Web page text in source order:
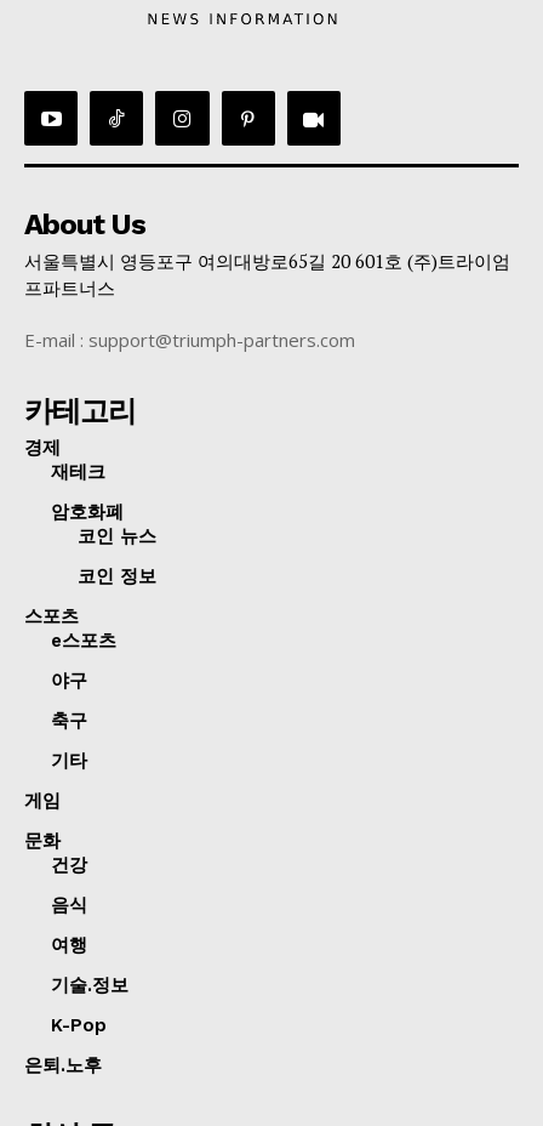
About Us
서울특별시 영등포구 여의대방로65길 20 601호 (주)트라이엄
프파트너스
E-mail : support@triumph-partners.com
카테고리
경제
재테크
암호화폐
코인 뉴스
코인 정보
스포츠
e스포츠
야구
축구
기타
게임
문화
건강
음식
여행
기술.정보
K-Pop
은퇴.노후